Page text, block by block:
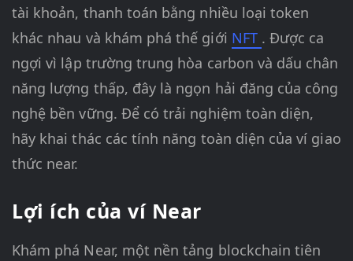
tài khoản, thanh toán bằng nhiều loại token
khác nhau và khám phá thế giới NFT . Được ca
ngợi vì lập trường trung hòa carbon và dấu chân
năng lượng thấp, đây là ngọn hải đăng của công
nghệ bền vững. Để có trải nghiệm toàn diện,
hãy khai thác các tính năng toàn diện của ví giao
thức near.
Lợi ích của ví Near
Khám phá Near, một nền tảng blockchain tiên